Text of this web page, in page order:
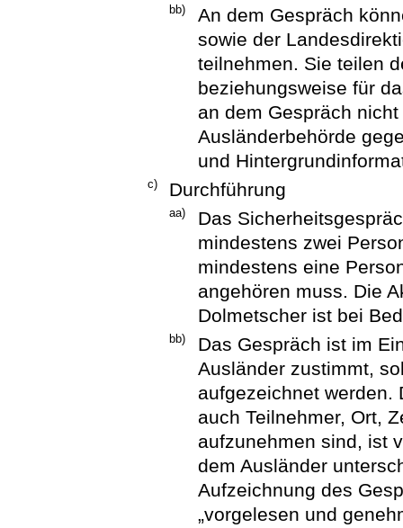
bb)
An dem Gespräch
sowie der
teilnehmen. Sie teilen
beziehungsweise für
an dem Gespräch
Ausländerbehörde
und
c) Durchführung
aa)
Das
mindestens zwei
mindestens eine
angehören muss. Die
Dolmetscher ist bei
bb)
Das Gespräch ist im
Ausländer zustimmt,
aufgezeichnet werden.
auch Teilnehmer, Ort,
aufzunehmen sind, ist
dem Ausländer
Aufzeichnung des
„vorgelesen und